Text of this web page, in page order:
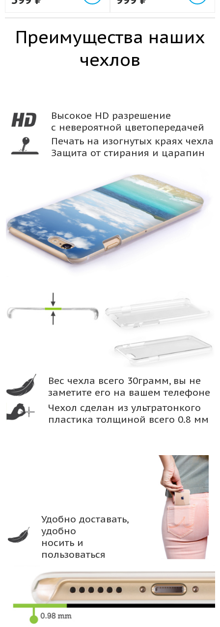
Преимущества наших
чехлов
Высокое HD разрешение
с невероятной цветопередачей
Печать на изогнутых краях чехла
Защита от стирания и царапин
Вес чехла всего 30грамм, вы не
заметите его на вашем телефоне
Чехол сделан из ультратонкого
пластика толщиной всего 0.8 мм
Удобно доставать,
удобно
носить и
пользоваться